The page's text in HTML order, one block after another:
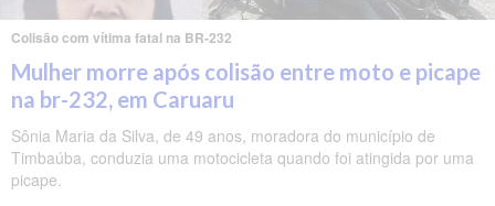
Colisão com vítima fatal na BR-232
Mulher morre após colisão entre moto e picape
na br-232, em Caruaru
Sônia Maria da Silva, de 49 anos, moradora do município de
Timbaúba, conduzia uma motocicleta quando foi atingida por uma
picape.